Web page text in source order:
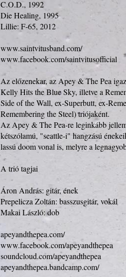
C.O.D., 1992
Die Healing, 1995
Lillie: F-65, 2012
www.saintvitusband.com/
www.facebook.com/saintvitusofficial
Az előzenekar, az Apey & The Pea
Kelly Hits the Blue Sky, illetve a
Side of the Wall, ex-Superbutt, ex-
Remembering the Steel) triójaként.
Az Apey & The Pea-re leginkább
kétszólamú, "seattle-i" hangzású
lassú doom vonal is, melyre a
A trió tagjai
Áron András: gitár, ének
Prepelicza Zoltán: basszusgitár, vokál
Makai László: dob
apeyandthepea.com/
www.facebook.com/apeyandthepea
soundcloud.com/apeyandthepea
apeyandthepea.bandcamp.com/